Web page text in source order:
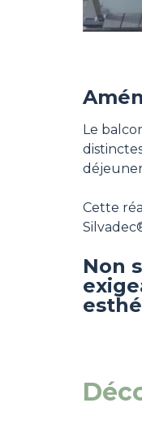
Le
Cette
Non